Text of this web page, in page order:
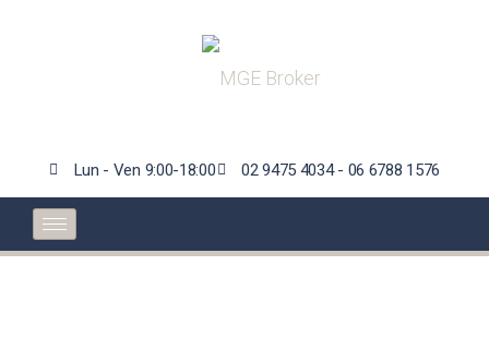
Lun - Ven 9:00-18:00 02 9475 4034 - 06 6788 1576